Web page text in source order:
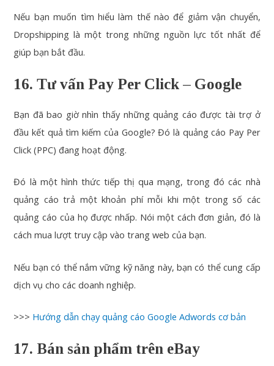
Nếu bạn muốn tìm hiểu làm thế nào để giảm vận chuyển,
Dropshipping là một trong những nguồn lực tốt nhất để
giúp bạn bắt đầu.
16. Tư vấn Pay Per Click – Google
Bạn đã bao giờ nhìn thấy những quảng cáo được tài trợ ở
đầu kết quả tìm kiếm của Google? Đó là quảng cáo Pay Per
Click (PPC) đang hoạt động.
Đó là một hình thức tiếp thị qua mạng, trong đó các nhà
quảng cáo trả một khoản phí mỗi khi một trong số các
quảng cáo của họ được nhấp. Nói một cách đơn giản, đó là
cách mua lượt truy cập vào trang web của bạn.
Nếu bạn có thể nắm vững kỹ năng này, bạn có thể cung cấp
dịch vụ cho các doanh nghiệp.
>>> Hướng dẫn chạy quảng cáo Google Adwords cơ bản
17. Bán sản phẩm trên eBay